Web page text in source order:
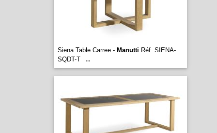
Siena Table Carree - Manutti Réf. SIENA-
SQDT-T
...